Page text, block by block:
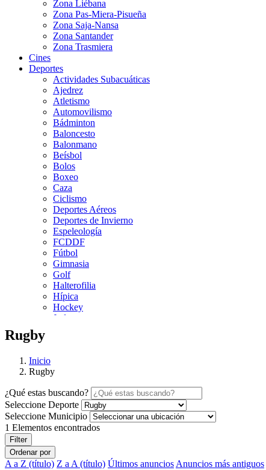
Zona Liébana
Zona Pas-Miera-Pisueña
Zona Saja-Nansa
Zona Santander
Zona Trasmiera
Cines
Deportes
Actividades Subacuáticas
Ajedrez
Atletismo
Automovilismo
Bádminton
Baloncesto
Balonmano
Beísbol
Bolos
Boxeo
Caza
Ciclismo
Deportes Aéreos
Deportes de Invierno
Espeleología
FCDDF
Fútbol
Gimnasia
Golf
Halterofilia
Hípica
Hockey
Judo
Pádel
Pesca
Petanca
Piragüismo
Remo
Salvamento y Socorrismo
Squash
Rugby
Inicio
Rugby
¿Qué estas buscando?
Seleccione Deporte
Seleccione Municipio
1 Elementos encontrados
Filter
Ordenar por
A a Z (título) Z a A (título) Últimos anuncios Anuncios más antiguos